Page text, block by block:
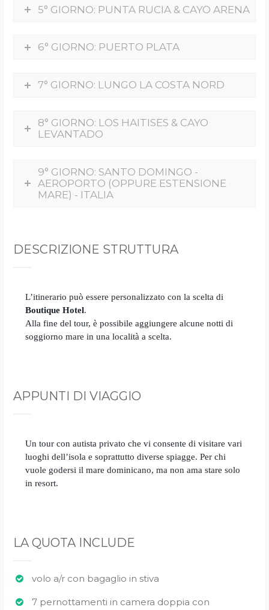
5° GIORNO: PUNTA RUCIA & CAYO ARENA
6° GIORNO: PUERTO PLATA
7° GIORNO: LUNGO LA COSTA NORD
8° GIORNO: LOS HAITISES & CAYO
LEVANTADO
9° GIORNO: SANTO DOMINGO -
AEROPORTO (OPPURE ESTENSIONE
MARE) - ITALIA
DESCRIZIONE STRUTTURA
L’itinerario può essere personalizzato con la scelta di
Boutique Hotel.
Alla fine del tour, è possibile aggiungere alcune notti di
soggiorno mare in una località a scelta.
APPUNTI DI VIAGGIO
Un tour con autista privato che vi consente di visitare vari
luoghi dell’isola e soprattutto diverse spiagge. Per chi
vuole godersi il mare dominicano, ma non ama stare solo
in resort.
LA QUOTA INCLUDE
volo a/r con bagaglio in stiva
7 pernottamenti in camera doppia con